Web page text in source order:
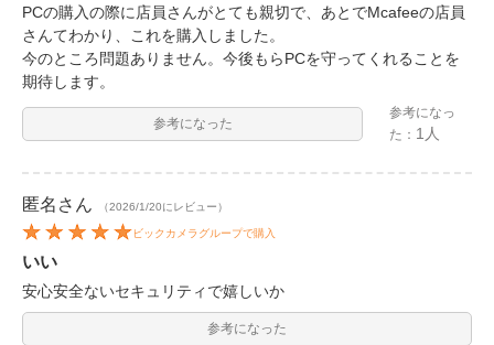
PCの購入の際に店員さんがとても親切で、あとでMcafeeの店員
さんてわかり、これを購入しました。
今のところ問題ありません。今後もらPCを守ってくれることを
期待します。
参考になった
参考になっ
た： 1人
匿名 さん （2026/1/20にレビュー）
ビックカメラグループで購入
いい
安心安全ないセキュリティで嬉しいか
参考になった